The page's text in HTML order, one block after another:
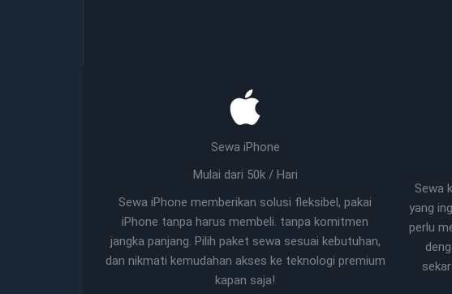
Sewa iPhone
Mulai dari 50k / Hari
Sewa iPhone memberikan solusi fleksibel, pakai
iPhone tanpa harus membeli. tanpa komitmen
jangka panjang. Pilih paket sewa sesuai kebutuhan,
dan nikmati kemudahan akses ke teknologi premium
kapan saja!
Sewa
yang
perlu